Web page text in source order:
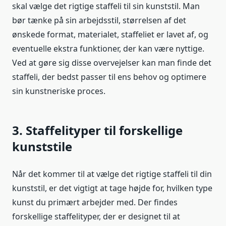
skal vælge det rigtige staffeli til sin kunststil. Man
bør tænke på sin arbejdsstil, størrelsen af det
ønskede format, materialet, staffeliet er lavet af, og
eventuelle ekstra funktioner, der kan være nyttige.
Ved at gøre sig disse overvejelser kan man finde det
staffeli, der bedst passer til ens behov og optimere
sin kunstneriske proces.
3. Staffelityper til forskellige
kunststile
Når det kommer til at vælge det rigtige staffeli til din
kunststil, er det vigtigt at tage højde for, hvilken type
kunst du primært arbejder med. Der findes
forskellige staffelityper, der er designet til at